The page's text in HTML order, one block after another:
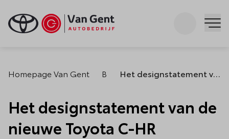
Zoeken
Homepage Van Gent Het designstatement van de nieuwe Toyota C-HR
Het designstatement van de
nieuwe Toyota C-HR